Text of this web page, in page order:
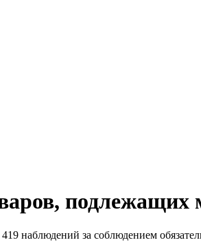
подлежащих
419 наблюдений за соблюдением